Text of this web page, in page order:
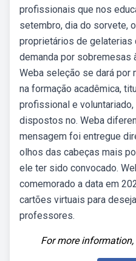
profissionais que nos
setembro, dia do sorvete,
proprietários de gelaterias
demanda por sobremesas
Weba seleção se dará por
na formação acadêmica,
profissional e
dispostos no. Weba
mensagem foi entregue
olhos das cabeças mais
ele ter sido convocado.
comemorado a data em
cartões virtuais para
professores.
For more